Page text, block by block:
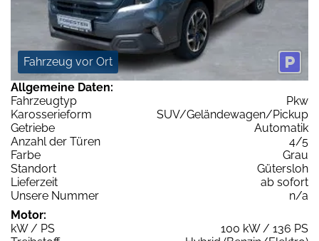
Fahrzeug vor Ort
Allgemeine Daten:
Fahrzeugtyp
Pkw
Karosserieform
SUV/Geländewagen/Pickup
Getriebe
Automatik
Anzahl der Türen
4/5
Farbe
Grau
Standort
Gütersloh
Lieferzeit
ab sofort
Unsere Nummer
n/a
Motor:
kW / PS
100 kW / 136 PS